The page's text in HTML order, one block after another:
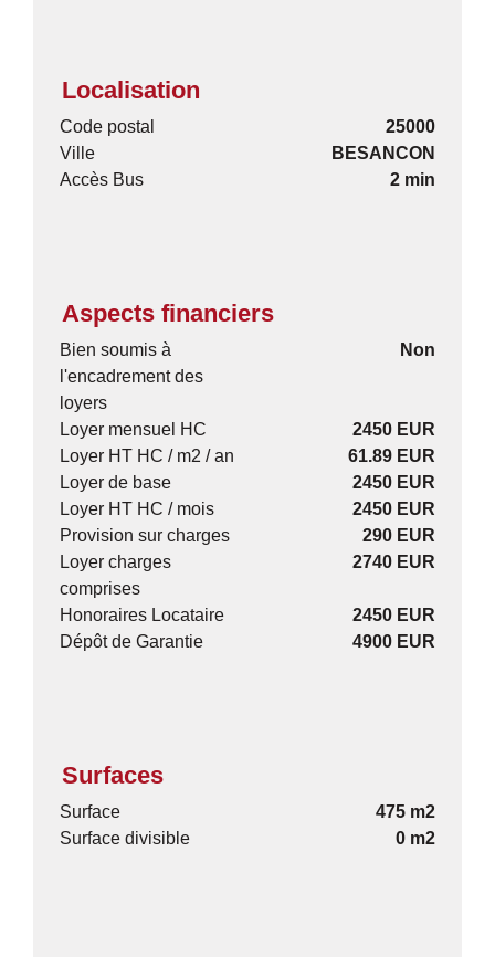
Localisation
Code postal
25000
Ville
BESANCON
Accès Bus
2 min
Aspects financiers
Bien soumis à
l'encadrement des
loyers
Non
Loyer mensuel HC
2450 EUR
Loyer HT HC / m2 / an
61.89 EUR
Loyer de base
2450 EUR
Loyer HT HC / mois
2450 EUR
Provision sur charges
290 EUR
Loyer charges
comprises
2740 EUR
Honoraires Locataire
2450 EUR
Dépôt de Garantie
4900 EUR
Surfaces
Surface
475 m2
Surface divisible
0 m2